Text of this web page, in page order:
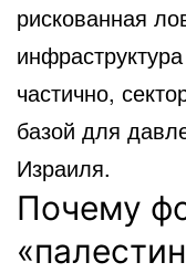
рискованная
частично,
базой для
Израиля.
Почему